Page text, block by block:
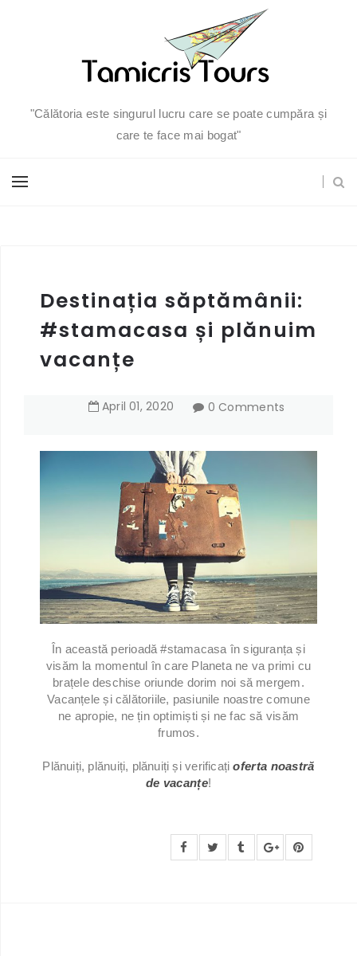
"Călătoria este singurul lucru care se poate cumpăra și
care te face mai bogat"
Destinația săptămânii:
#stamacasa și plănuim
vacanțe
April 01,2020 0 Comments
În această perioadă #stamacasa în siguranța și
visăm la momentul în care Planeta ne va primi cu
brațele deschise oriunde dorim noi să mergem.
Vacanțele și călătoriile, pasiunile noastre comune
ne apropie, ne țin optimiști și ne fac să visăm
frumos.
Plănuiți, plănuiți, plănuiți și verificațioferta noastră
de vacanțe!